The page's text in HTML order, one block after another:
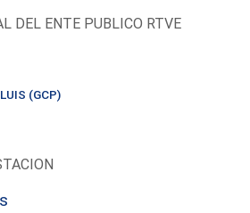
DEL ENTE PUBLICO RTVE
(GCP)